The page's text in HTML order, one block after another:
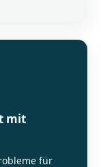
mit
für